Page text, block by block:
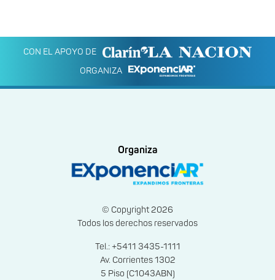
CON EL APOYO DE
ORGANIZA
Organiza
© Copyright 2026
Todos los derechos reservados
Tel.: +5411 3435-1111
Av. Corrientes 1302
5 Piso (C1043ABN)